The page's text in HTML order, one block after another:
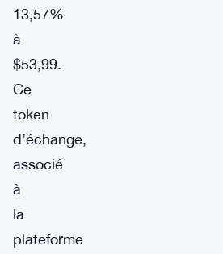
13,57%
à
$53,99.
Ce
token
d’échange,
associé
à
la
plateforme